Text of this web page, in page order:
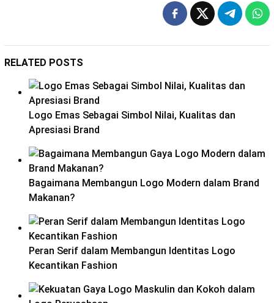
RELATED POSTS
Logo Emas Sebagai Simbol Nilai, Kualitas dan
Apresiasi Brand
Bagaimana Membangun Logo Modern dalam Brand
Makanan?
Peran Serif dalam Membangun Identitas Logo
Kecantikan Fashion